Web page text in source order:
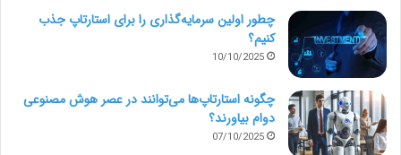
چطور اولین سرمایه‌گذاری را برای استارتاپ جذب
کنیم؟
10/10/2025
چگونه استارتاپ‌ها می‌توانند در عصر هوش مصنوعی
دوام بیاورند؟
07/10/2025